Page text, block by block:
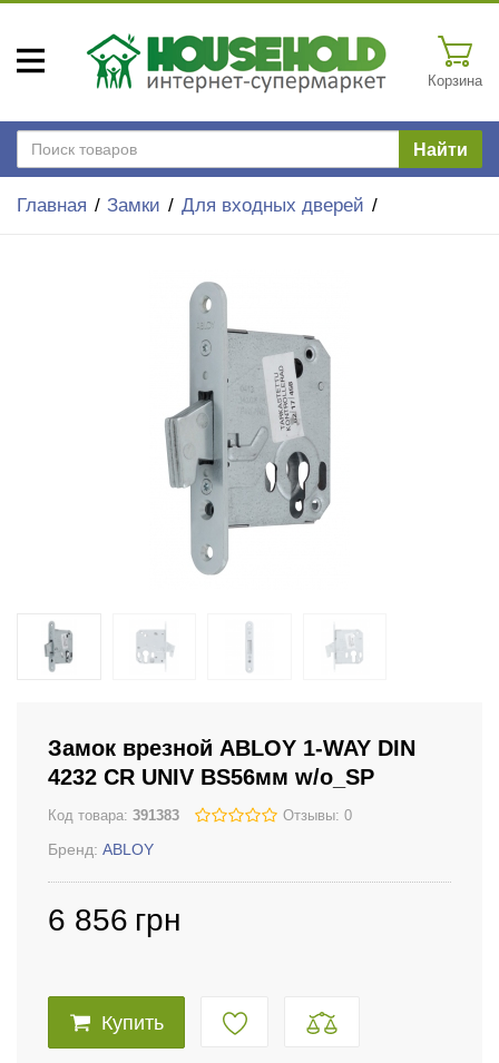
Корзина
Найти
Главная Замки Для входных дверей
Замок врезной ABLOY 1-WAY DIN
4232 CR UNIV BS56мм w/o_SP
Код товара: 391383 Отзывы: 0
Бренд: ABLOY
6 856 грн
Купить